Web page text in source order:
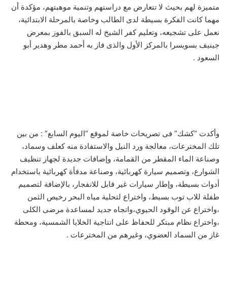
متميزة لهم بحيث لا تتعارض مع دراستهم وتنمية موهبتهم، مؤكدة أن
مهما كانت الفكرة بسيطة لدى الطالب وخاصة بالمرحلة الابتدائية،
نعمل على تشجيعه، وتعليم كفر الشيخ له السبق بالفوز بمعرض
جينيف بسويسرا بالمركز الأول والذى فاز به أحمد مطر وهدير أبو
السعود .
وأكدت “كشك” فى تصريحات خاصة لموقع “اليوم السابع” : من بين
تلك المخترعات، معالجة ورد النيل والاستفادة منه كعلف وسماد،
وصناعة الماء المقطر من القمامة، وإضافات جديدة لجهاز تنظيف
الشوارع، وتصميم سيارة كهربائية، وصناعة مدفأة كهربائية باستخدام
أدوات بسيطة، وإطار سيارات غير قابل للانفجار، بالإضافة لتصميم
طفلة للاب توب بسيط، واختراع لتحلية مياه البحر رخيص الثمن
،واختراع عن الوقود الحيوي،واتجاه جديد لمساعدة مرضى الكلى
،واختراع نظام مبتكر للحفاظ على انتاجية الخلايا الشمسية، ومحطة
غاز من السماد العضوي، وغيرهم من المخترعات .